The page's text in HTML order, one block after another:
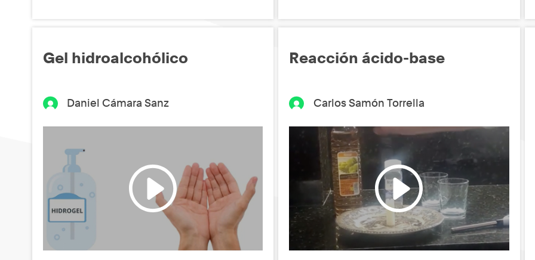
Gel hidroalcohólico
Daniel Cámara Sanz
Reacción ácido-base
Carlos Samón Torrella